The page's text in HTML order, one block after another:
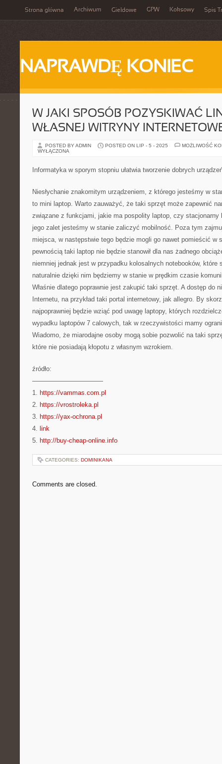
Strona główna Archiwum Giełdowe GPW Koksowy Spis
NAPRAWDĘ KONIEC
W JAKI SPOSÓB POZYSKIWAĆ
WŁASNEJ WITRYNY
POSTED BY ADMIN POSTED ON LIP - 5 - 2025
MOŻLIWOŚĆ
WYŁĄCZONA
Informatyka w sporym stopniu ułatwia tworzenie dobrych
Niesłychanie znakomitym urządzeniem, z którego jesteśmy w
to mini laptop. Warto zauważyć, że taki sprzęt może zapewnić
związane z funkcjami, jakie ma pospolity laptop, czy stacjonarny
jego zalet jesteśmy w stanie zaliczyć mobilność. Poza tym
miejsca, w następstwie tego będzie mogli go nawet pomieścić w
pewnością taki laptop nie będzie stanowił dla nas żadnego
niemniej jednak jest w przypadku kolosalnych notebooków, które
naturalnie dzięki nim będziemy w stanie w prędkim czasie
Właśnie dlatego poprawnie jest zakupić taki sprzęt. A dostęp do
Internetu, na przykład taki portal internetowy, jak allegro. By
najpoprawniej będzie wziąć pod uwagę laptopy, których
wypadku laptopów 7 calowych, tak w rzeczywistości mamy
Wiadomo, że miarodajne osoby mogą sobie pozwolić na taki
które nie posiadają kłopotu z własnym wzrokiem.
źródło:
———————————
1. https://vammas.com.pl
2. https://vrostroleka.pl
3. https://yax-ochrona.pl
4. link
5. http://buy-cheap-online.info
CATEGORIES: DOMINIKANA
Comments are closed.